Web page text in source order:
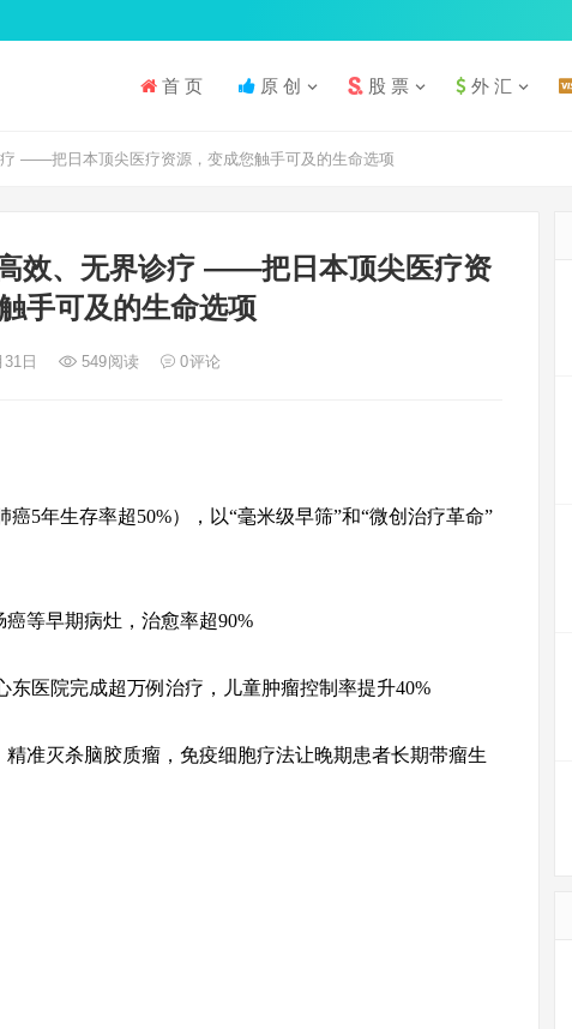
首 页 原 创 股 票 外 汇
——把日本顶尖医疗资源，变成您触手可及的生命选项
效、无界诊疗 ——把日本顶尖医疗资
手可及的生命选项
日 549阅读 0评论
5年生存率超50%），以“毫米级早筛”和“微创治疗革命”
等早期病灶，治愈率超90%
医院完成超万例治疗，儿童肿瘤控制率提升40%
准灭杀脑胶质瘤，免疫细胞疗法让晚期患者长期带瘤生